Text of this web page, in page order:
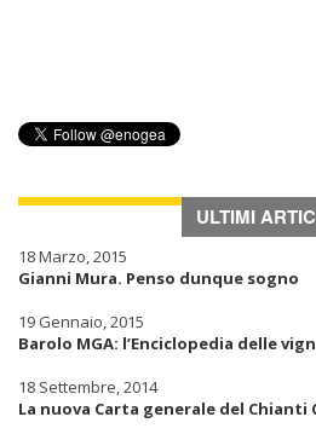
ULTIMI
18 Marzo, 2015
Gianni Mura. Penso dunque sogno
19 Gennaio, 2015
Barolo MGA: l’Enciclopedia delle
18 Settembre, 2014
La nuova Carta generale del Chianti